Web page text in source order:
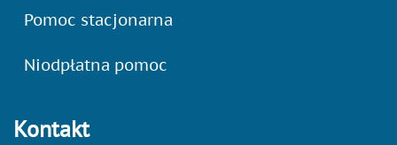
Pomoc stacjonarna
Niodpłatna pomoc
Kontakt